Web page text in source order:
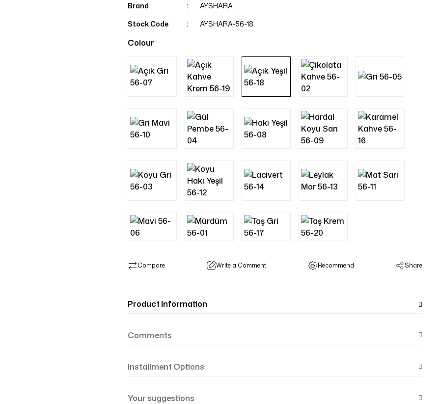
Brand
AYSHARA
Stock Code
AYSHARA-56-18
Colour
Compare Write a Comment Recommend Share
Product Information
Comments
Installment Options
Your suggestions